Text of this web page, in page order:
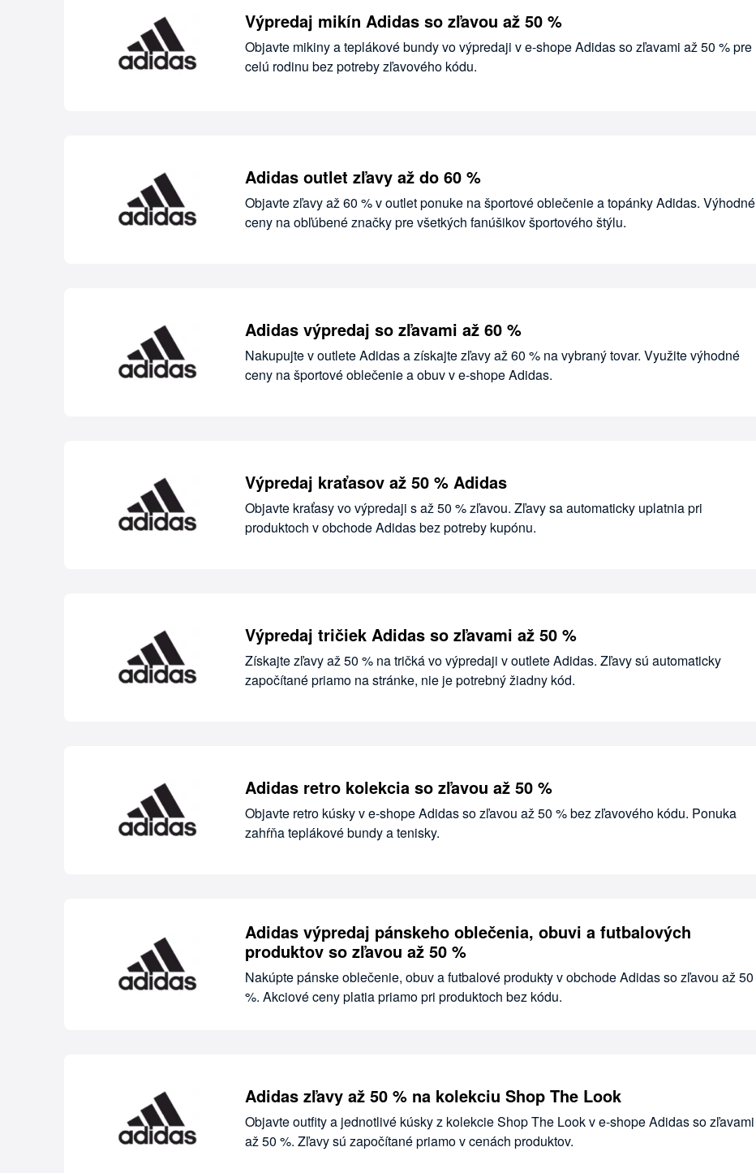
Výpredaj mikín Adidas so zľavou až 50 %
Objavte mikiny a teplákové bundy vo výpredaji v e-shope Adidas so zľavami až 50 % pre
celú rodinu bez potreby zľavového kódu.
Adidas outlet zľavy až do 60 %
Objavte zľavy až 60 % v outlet ponuke na športové oblečenie a topánky Adidas. Výhodné
ceny na obľúbené značky pre všetkých fanúšikov športového štýlu.
Adidas výpredaj so zľavami až 60 %
Nakupujte v outlete Adidas a získajte zľavy až 60 % na vybraný tovar. Využite výhodné
ceny na športové oblečenie a obuv v e-shope Adidas.
Výpredaj kraťasov až 50 % Adidas
Objavte kraťasy vo výpredaji s až 50 % zľavou. Zľavy sa automaticky uplatnia pri
produktoch v obchode Adidas bez potreby kupónu.
Výpredaj tričiek Adidas so zľavami až 50 %
Získajte zľavy až 50 % na tričká vo výpredaji v outlete Adidas. Zľavy sú automaticky
započítané priamo na stránke, nie je potrebný žiadny kód.
Adidas retro kolekcia so zľavou až 50 %
Objavte retro kúsky v e-shope Adidas so zľavou až 50 % bez zľavového kódu. Ponuka
zahŕňa teplákové bundy a tenisky.
Adidas výpredaj pánskeho oblečenia, obuvi a futbalových
produktov so zľavou až 50 %
Nakúpte pánske oblečenie, obuv a futbalové produkty v obchode Adidas so zľavou až 50
%. Akciové ceny platia priamo pri produktoch bez kódu.
Adidas zľavy až 50 % na kolekciu Shop The Look
Objavte outfity a jednotlivé kúsky z kolekcie Shop The Look v e-shope Adidas so zľavami
až 50 %. Zľavy sú započítané priamo v cenách produktov.